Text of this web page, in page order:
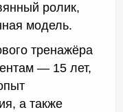
ролик,
модель.
тренажёра
— 15 лет,
а также